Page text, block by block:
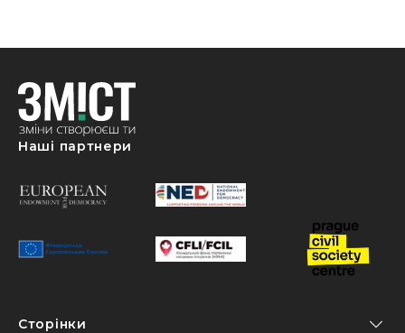
Наші партнери
Сторінки